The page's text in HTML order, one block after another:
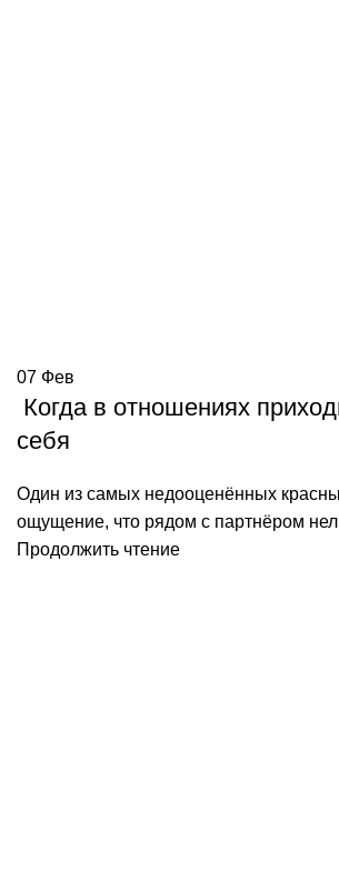
07 Фев
Когда в отношениях
себя
Один из самых недооценённых
ощущение, что рядом с партнёром
Продолжить чтение